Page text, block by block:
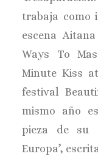
trabaja como
escena
Ways To
Minute Kiss
festival
mismo año
pieza de su
Europa’,